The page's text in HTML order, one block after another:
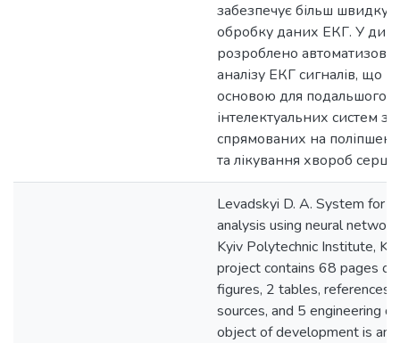
забезпечує більш швидку
обробку даних ЕКГ. У
розроблено
аналізу ЕКГ сигналів, що
основою для подальшого
інтелектуальних систем
спрямованих на
та лікування хвороб серця.
Levadskyi D. A. System for
analysis using neural
Kyiv Polytechnic Institute,
project contains 68 pages
figures, 2 tables, references
sources, and 5 engineering
object of development is an